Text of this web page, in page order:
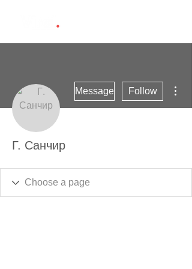
Message Follow
Г. Санчир